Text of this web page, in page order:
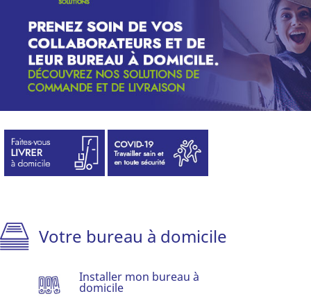
Votre bureau à domicile
Installer mon bureau à
domicile